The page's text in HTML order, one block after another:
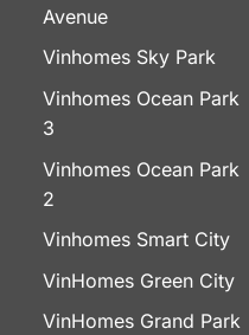
Avenue
Vinhomes Sky Park
Vinhomes Ocean Park
3
Vinhomes Ocean Park
2
Vinhomes Smart City
VinHomes Green City
VinHomes Grand Park